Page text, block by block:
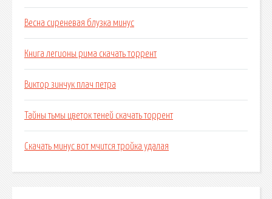
Весна сиреневая блузка минус
Книга легионы рима скачать торрент
Виктор зинчук плач петра
Тайны тьмы цветок теней скачать торрент
Скачать минус вот мчится тройка удалая